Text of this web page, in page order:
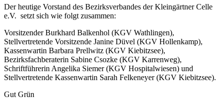
Der heutige Vorstand des Bezirksverbandes der Kleingärtner Celle
e.V. setzt sich wie folgt zusammen:
Vorsitzender Burkhard Balkenhol (KGV Wathlingen),
Stellvertretende Vorsitzende Janine Düvel (KGV Hollenkamp),
Kassenwartin Barbara Prellwitz (KGV Kiebitzsee),
Bezirksfachberaterin Sabine Csozke (KGV Karrenweg),
Schriftführerin Angelika Siemer (KGV Hospitalwiesen) und
Stellvertretende Kassenwartin Sarah Felkeneyer (KGV Kiebitzsee).
Gut Grün